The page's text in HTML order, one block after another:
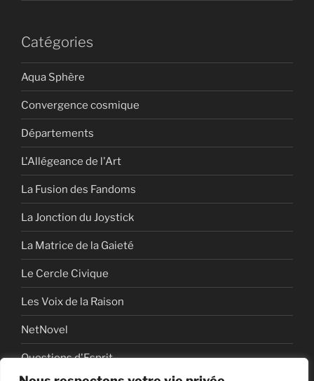
Catégories
Aqua Sphère
Convergence cosmique
Départements
L'Allégeance de l'Art
La Fusion des Fandoms
La Jonction du Joystick
La Matrice de la Gaieté
Le Cercle Civique
Les Voix de la Raison
NetNovel
Questions d'Esprit